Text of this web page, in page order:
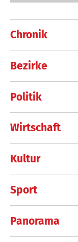
Chronik
Bezirke
Politik
Wirtschaft
Kultur
Sport
Panorama